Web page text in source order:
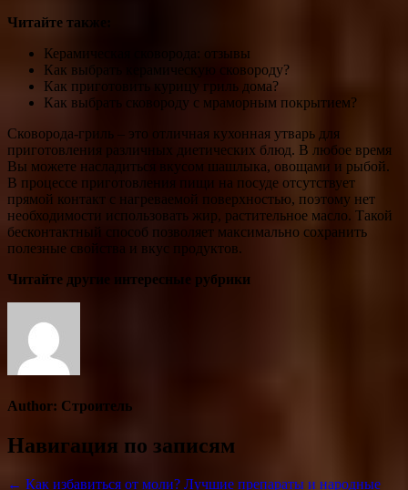
Читайте также:
Керамическая сковорода: отзывы
Как выбрать керамическую сковороду?
Как приготовить курицу гриль дома?
Как выбрать сковороду с мраморным покрытием?
Сковорода-гриль – это отличная кухонная утварь для
приготовления различных диетических блюд. В любое время
Вы можете насладиться вкусом шашлыка, овощами и рыбой.
В процессе приготовления пищи на посуде отсутствует
прямой контакт с нагреваемой поверхностью, поэтому нет
необходимости использовать жир, растительное масло. Такой
бесконтактный способ позволяет максимально сохранить
полезные свойства и вкус продуктов.
Читайте другие интересные рубрики
Author: Строитель
Навигация по записям
← Как избавиться от моли? Лучшие препараты и народные